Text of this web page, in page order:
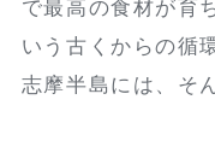
で最高の食材が育
いう古くからの循
志摩半島には、そ